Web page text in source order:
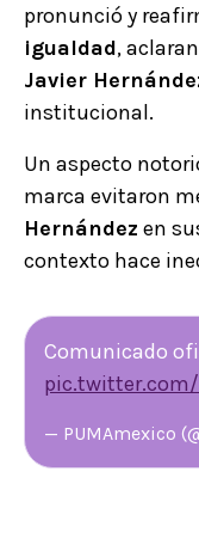
pronunció y
igualdad,
Javier
institucional.
Un aspecto
marca evitaron
Hernández en
contexto hace
Comunicado
pic.twitter.com/
— PUMAmexico